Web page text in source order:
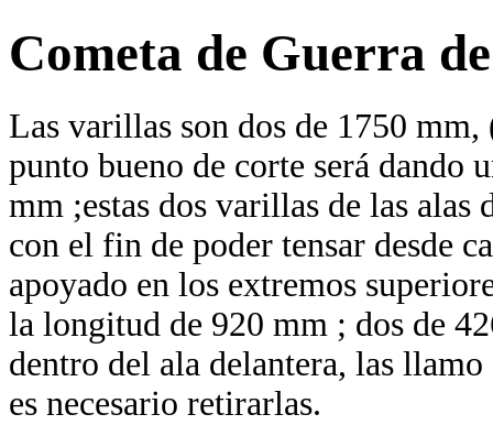
Cometa de Guerra
Las varillas son dos de 1750
punto bueno de corte será dando
mm ;estas dos varillas de las alas
con el fin de poder tensar desde
apoyado en los extremos
la longitud de 920 mm ; dos de
dentro del ala delantera, las
es necesario retirarlas.